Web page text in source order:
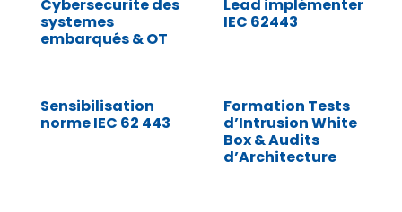
Cybersecurite des
systemes
embarqués & OT
Lead implémenter
IEC 62443
Sensibilisation
norme IEC 62 443
Formation Tests
d’Intrusion White
Box & Audits
d’Architecture